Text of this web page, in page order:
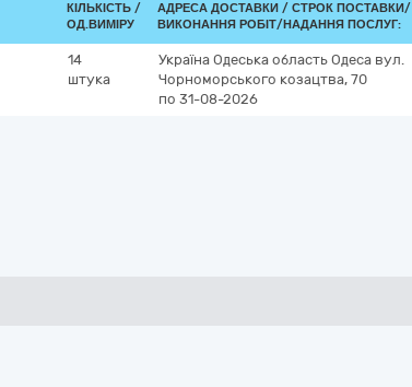
КІЛЬКІСТЬ /
ОД.ВИМІРУ
АДРЕСА ДОСТАВКИ / СТРОК ПОСТАВКИ/
ВИКОНАННЯ РОБІТ/НАДАННЯ ПОСЛУГ:
14
штука
Україна Одеська область Одеса вул.
Чорноморського козацтва, 70
по 31-08-2026